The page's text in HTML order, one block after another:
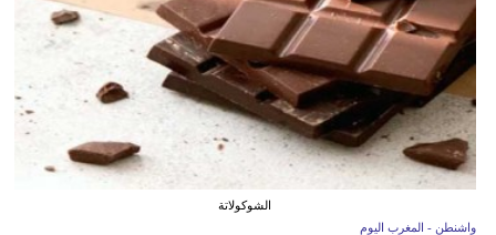
الشوكولاتة
واشنطن - المغرب اليوم